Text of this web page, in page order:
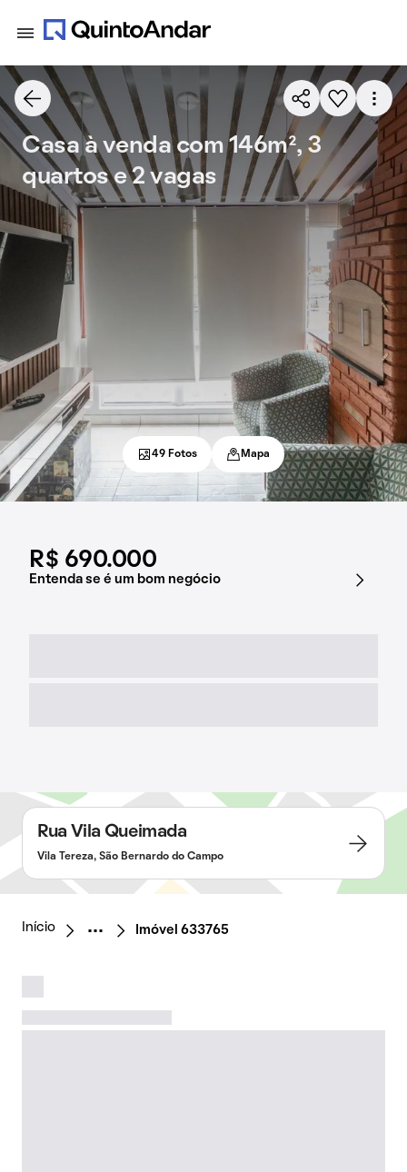
R$ 690.000
Entenda se é um bom negócio
Casa à venda com 146m², 3
quartos e 2 vagas
49 Fotos Mapa
Rua Vila Queimada
Vila Tereza, São Bernardo do Campo
Início Imóvel 633765